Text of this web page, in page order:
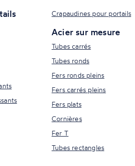
Crapaudines pour portails
Acier sur mesure
Tubes carrés
Tubes ronds
Fers ronds pleins
Fers carrés pleins
Fers plats
Cornières
Fer T
Tubes rectangles